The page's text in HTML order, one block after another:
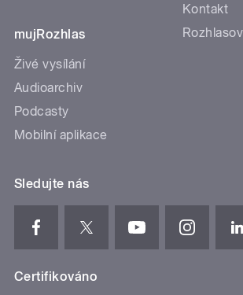
mujRozhlas
Živé vysílání
Audioarchiv
Podcasty
Mobilní aplikace
Kontakt
Sledujte nás
Certifikováno